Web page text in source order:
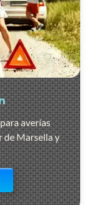
averías
de Marsella y